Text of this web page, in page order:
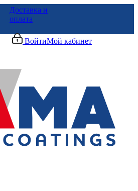
Доставка и
оплата
ВойтиМой кабинет